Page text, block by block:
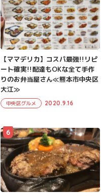
【ママデリカ】コスパ最強!!リピ
ート確実!!配達もOKな全て手作
りのお弁当屋さん≪熊本市中央区
大江≫
中央区グルメ 2020.9.16
6